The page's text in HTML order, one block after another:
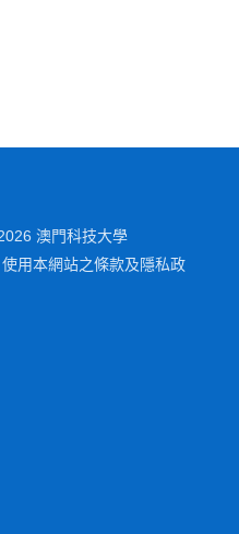
澳門科技大學
用本網站之條款及隱私政